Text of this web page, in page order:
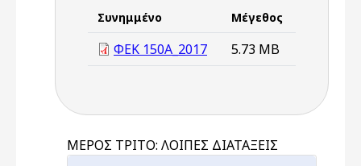
Συνημμένο Μέγεθος
ΦΕΚ 150Α_2017 5.73 MB
ΜΕΡΟΣ ΤΡΙΤΟ: ΛΟΙΠΕΣ ΔΙΑΤΑΞΕΙΣ